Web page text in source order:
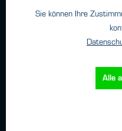
UnternehmenSie können Ihre
Alle